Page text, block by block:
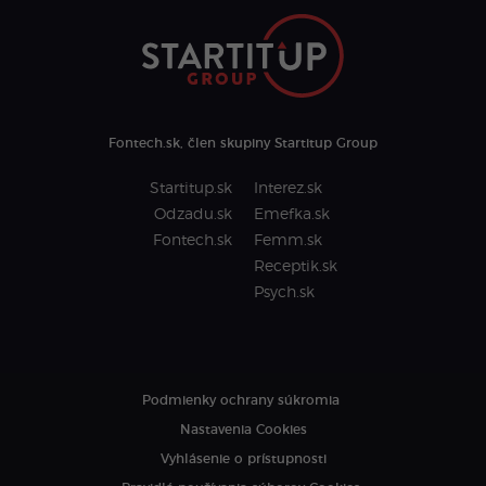
Fontech.sk, člen skupiny Startitup Group
Startitup.sk
Odzadu.sk
Fontech.sk
Interez.sk
Emefka.sk
Femm.sk
Receptik.sk
Psych.sk
Podmienky ochrany súkromia
Nastavenia Cookies
Vyhlásenie o prístupnosti